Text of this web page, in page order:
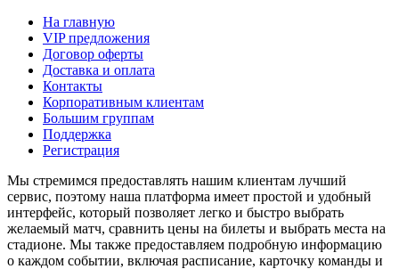
На главную
VIP предложения
Договор оферты
Доставка и оплата
Контакты
Корпоративным клиентам
Большим группам
Поддержка
Регистрация
Мы стремимся предоставлять нашим клиентам лучший
сервис, поэтому наша платформа имеет простой и удобный
интерфейс, который позволяет легко и быстро выбрать
желаемый матч, сравнить цены на билеты и выбрать места на
стадионе. Мы также предоставляем подробную информацию
о каждом событии, включая расписание, карточку команды и